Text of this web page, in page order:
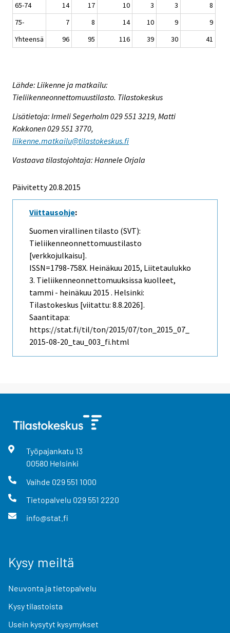
65-74
14 17 10 3 3
8
75-
7 8 14 10 9
9
Yhteensä
96 95 116 39 30 41
Lähde: Liikenne ja matkailu:
Tieliikenneonnettomuustilasto. Tilastokeskus
Lisätietoja: Irmeli Segerholm 029 551 3219, Matti
Kokkonen 029 551 3770,
liikenne.matkailu@tilastokeskus.fi
Vastaava tilastojohtaja: Hannele Orjala
Päivitetty 20.8.2015
Viittausohje:
Suomen virallinen tilasto (SVT):
Tieliikenneonnettomuustilasto
[verkkojulkaisu].
ISSN=1798-758X. Heinäkuu 2015, Liitetaulukko
3. Tieliikenneonnettomuuksissa kuolleet,
tammi - heinäkuu 2015 . Helsinki:
Tilastokeskus [viitattu: 8.8.2026].
Saantitapa:
https://stat.fi/til/ton/2015/07/ton_2015_07_
2015-08-20_tau_003_fi.html
Työpajankatu 13
00580 Helsinki
Vaihde 029 551 1000
Tietopalvelu 029 551 2220
info@stat.fi
Kysy meiltä
Neuvonta ja tietopalvelu
Kysy tilastoista
Usein kysytyt kysymykset